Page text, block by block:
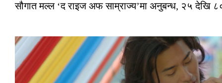
सौगात मल्ल ‘द राइज अफ साम्राज्य’मा अनुबन्ध, २५ देखि